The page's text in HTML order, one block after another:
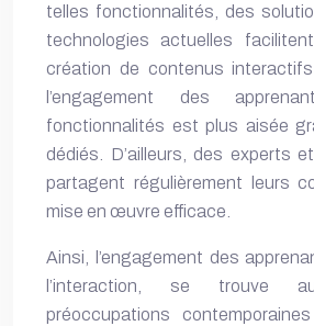
telles fonctionnalités, des
technologies actuelles
création de contenus
l’engagement des
fonctionnalités est plus aisée
dédiés. D’ailleurs, des experts
partagent régulièrement leurs
mise en œuvre efficace.
Ainsi, l’engagement des
l’interaction, se trouve
préoccupations